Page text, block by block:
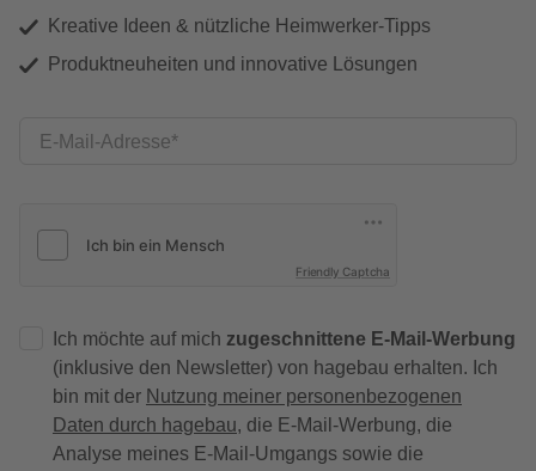
Kreative Ideen & nützliche Heimwerker-Tipps
Produktneuheiten und innovative Lösungen
E-Mail-Adresse
Friendly Captcha
Ich möchte auf mich zugeschnittene E-Mail-Werbung
(inklusive den Newsletter) von hagebau erhalten. Ich
bin mit der Nutzung meiner personenbezogenen
Daten durch hagebau, die E-Mail-Werbung, die
Analyse meines E-Mail-Umgangs sowie die